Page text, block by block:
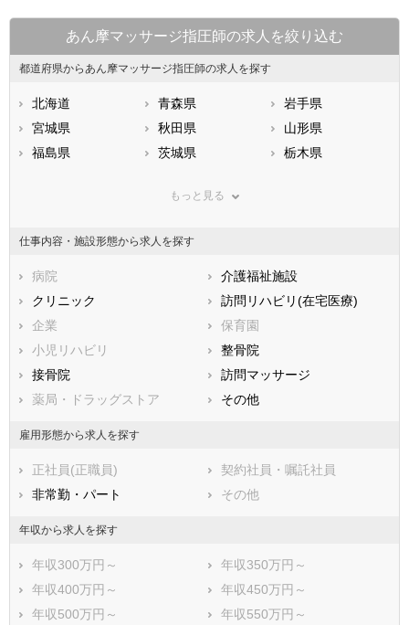
あん摩マッサージ指圧師の求人を絞り込む
都道府県からあん摩マッサージ指圧師の求人を探す
北海道 青森県
岩手県
宮城県
秋田県
山形県
福島県
茨城県
栃木県
神奈川県
石川県
福井県
静岡県
三重県
滋賀県
大阪府
兵庫県
鳥取県
広島県
徳島県
香川県
愛媛県
鹿児島県
もっと見る
仕事内容・施設形態から求人を探す
病院
介護福祉施設
クリニック
訪問リハビリ(在宅医療)
企業
保育園
小児リハビリ
整骨院
接骨院
訪問マッサージ
薬局・ドラッグストア
その他
雇用形態から求人を探す
正社員(正職員)
契約社員・嘱託社員
非常勤・パート
その他
年収から求人を探す
年収300万円～
年収350万円～
年収400万円～
年収450万円～
年収500万円～
年収550万円～